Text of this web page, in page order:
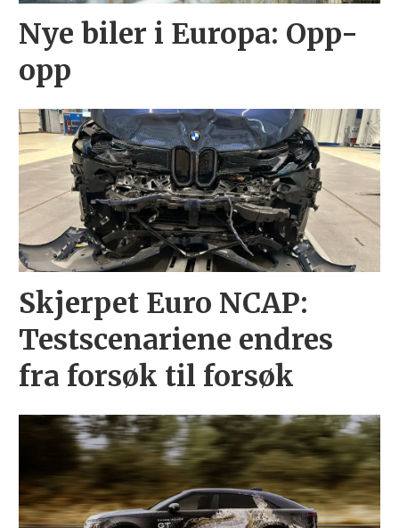
Nye biler i Europa: Opp-
opp
Skjerpet Euro NCAP:
Testscenariene endres
fra forsøk til forsøk